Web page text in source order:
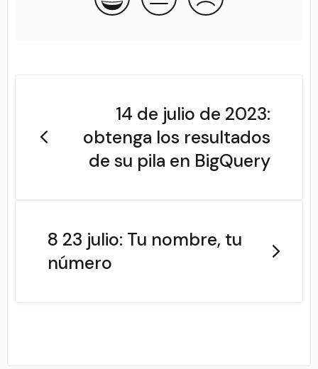
14 de julio de 2023:
obtenga los resultados
de su pila en BigQuery
8 23 julio: Tu nombre, tu
número